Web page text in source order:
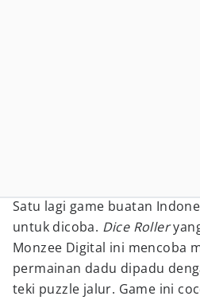
Satu lagi game buatan
untuk dicoba. Dice Roller
Monzee Digital ini mencoba
permainan dadu dipadu
teki puzzle jalur. Game ini